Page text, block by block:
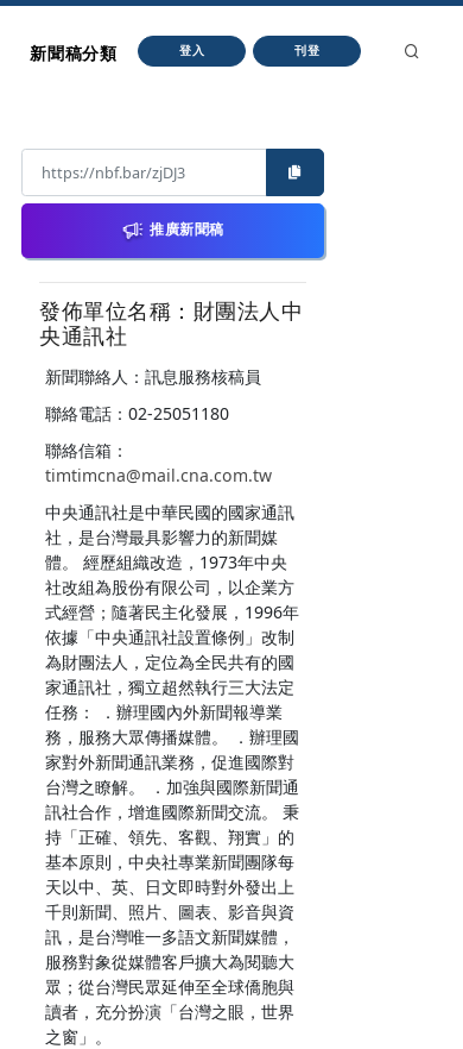
新聞稿分類 登入 刊登
推廣新聞稿
發佈單位名稱：財團法人中
央通訊社
新聞聯絡人：訊息服務核稿員
聯絡電話：02-25051180
聯絡信箱：
timtimcna@mail.cna.com.tw
中央通訊社是中華民國的國家通訊
社，是台灣最具影響力的新聞媒
體。 經歷組織改造，1973年中央
社改組為股份有限公司，以企業方
式經營；隨著民主化發展，1996年
依據「中央通訊社設置條例」改制
為財團法人，定位為全民共有的國
家通訊社，獨立超然執行三大法定
任務： ．辦理國內外新聞報導業
務，服務大眾傳播媒體。 ．辦理國
家對外新聞通訊業務，促進國際對
台灣之瞭解。 ．加強與國際新聞通
訊社合作，增進國際新聞交流。 秉
持「正確、領先、客觀、翔實」的
基本原則，中央社專業新聞團隊每
天以中、英、日文即時對外發出上
千則新聞、照片、圖表、影音與資
訊，是台灣唯一多語文新聞媒體，
服務對象從媒體客戶擴大為閱聽大
眾；從台灣民眾延伸至全球僑胞與
讀者，充分扮演「台灣之眼，世界
之窗」。